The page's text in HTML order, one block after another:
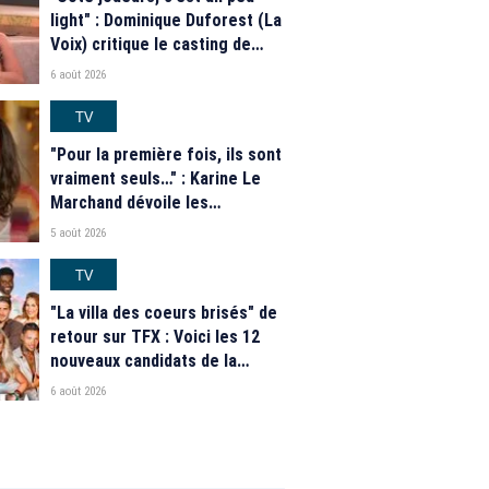
light" : Dominique Duforest (La
Voix) critique le casting de
"Secret Story" 2026
6 août 2026
TV
"Pour la première fois, ils sont
vraiment seuls…" : Karine Le
Marchand dévoile les
nouveautés des speed dating
2026
5 août 2026
TV
"La villa des coeurs brisés" de
retour sur TFX : Voici les 12
nouveaux candidats de la
saison 2026
6 août 2026